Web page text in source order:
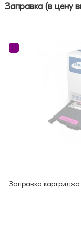
Заправка (в цену
Заправка